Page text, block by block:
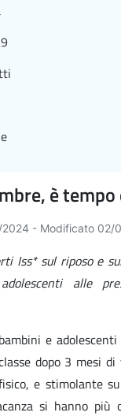
è
2024 - Modificato 02/
Iss* sul riposo e
alle
e
dopo 3 mesi di
e stimolante
si hanno più